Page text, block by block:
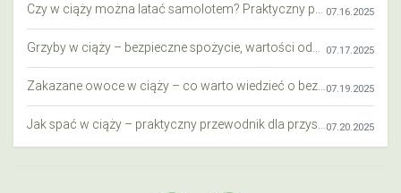
Czy w ciąży można latać samolotem? Praktyczny przewodnik dla przyszłych mam 07.16.2025
Grzyby w ciąży – bezpieczne spożycie, wartości odżywcze i zagrożenia 07.17.2025
Zakazane owoce w ciąży – co warto wiedzieć o bezpieczeństwie diety przyszłej mamy?07.19.2025
Jak spać w ciąży – praktyczny przewodnik dla przyszłych mam07.20.2025